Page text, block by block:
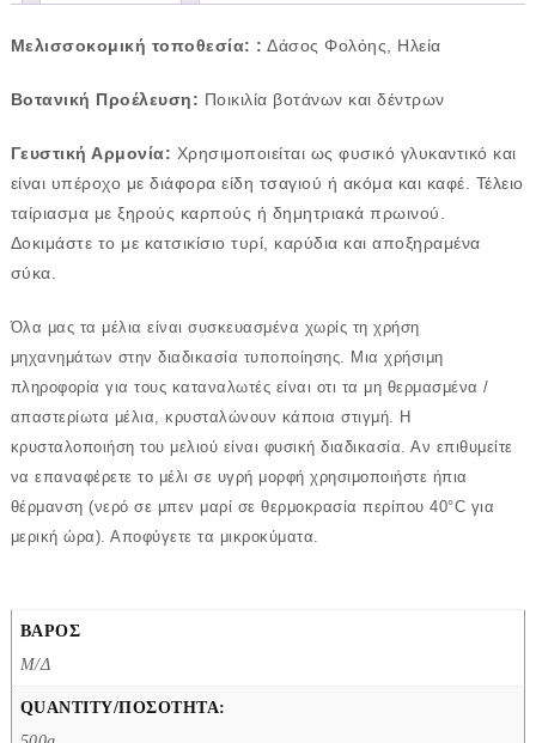
Μελισσοκομική τοποθεσία: : Δάσος Φολόης, Ηλεία
Βοτανική Προέλευση: Ποικιλία βοτάνων και δέντρων
Γευστική Αρμονία: Χρησιμοποιείται ως φυσικό γλυκαντικό και
είναι υπέροχο με διάφορα είδη τσαγιού ή ακόμα και καφέ. Τέλειο
ταίριασμα με ξηρούς καρπούς ή δημητριακά πρωινού.
Δοκιμάστε το με κατσικίσιο τυρί, καρύδια και αποξηραμένα
σύκα.
Όλα μας τα μέλια είναι συσκευασμένα χωρίς τη χρήση
μηχανημάτων στην διαδικασία τυποποίησης. Μια χρήσιμη
πληροφορία για τους καταναλωτές είναι οτι τα μη θερμασμένα /
απαστερίωτα μέλια, κρυσταλώνουν κάποια στιγμή. Η
κρυσταλοποιήση του μελιού είναι φυσική διαδικασία. Αν επιθυμείτε
να επαναφέρετε το μέλι σε υγρή μορφή χρησιμοποιήστε ήπια
θέρμανση (νερό σε μπεν μαρί σε θερμοκρασία περίπου 40°C για
μερική ώρα). Αποφύγετε τα μικροκύματα.
ΒΆΡΟΣ
Μ/Δ
QUANTITY/ΠΟΣΌΤΗΤΑ: